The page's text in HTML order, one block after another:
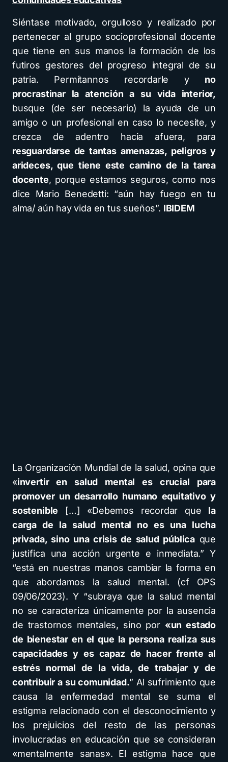
Siéntase motivado, orgulloso y realizado por
pertenecer al grupo socioprofesional docente
que tiene en sus manos la formación de los
futiros gestores del progreso integral de su
patria. Permítannos recordarle y no
procrastinar la atención a su vida interior,
busque (de ser necesario) la ayuda de un
amigo o un profesional en caso lo necesite, y
crezca de adentro hacia afuera, para
resguardarse de tantas amenazas, peligros y
arideces, que tiene este camino de la tarea
docente, porque estamos seguros, como nos
dice Mario Benedetti: “aún hay fuego en tu
alma/ aún hay vida en tus sueños”. IBIDEM
La Organización Mundial de la salud, opina que
«invertir en salud mental es crucial para
promover un desarrollo humano equitativo y
sostenible […] «Debemos recordar que la
carga de la salud mental no es una lucha
privada, sino una crisis de salud pública que
justifica una acción urgente e inmediata.” Y
“está en nuestras manos cambiar la forma en
que abordamos la salud mental. (cf OPS
09/06/2023). Y “subraya que la salud mental
no se caracteriza únicamente por la ausencia
de trastornos mentales, sino por «un estado
de bienestar en el que la persona realiza sus
capacidades y es capaz de hacer frente al
estrés normal de la vida, de trabajar y de
contribuir a su comunidad.” Al sufrimiento que
causa la enfermedad mental se suma el
estigma relacionado con el desconocimiento y
los prejuicios del resto de las personas
involucradas en educación que se consideran
«mentalmente sanas». El estigma hace que